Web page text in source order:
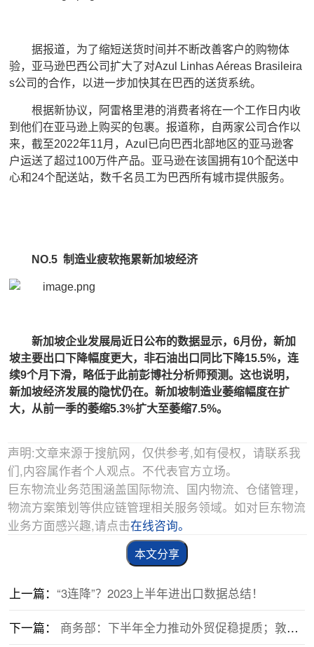
据报道，为了缩短送货时间并不断改善客户的购物体
验，亚马逊巴西公司扩大了对Azul Linhas Aéreas Brasileira
s公司的合作，以进一步加快其在巴西的送货系统。
根据新协议，阿雷格里港的消费者将在一个工作日内收
到他们在亚马逊上购买的包裹。报道称，自两家公司合作以
来，截至2022年11月，Azul已向巴西北部地区的亚马逊客
户运送了超过100万件产品。亚马逊在该国拥有10个配送中
心和24个配送站，数千名员工为巴西所有城市提供服务。
NO.5 制造业疲软拖累新加坡经济
新加坡企业发展局近日公布的数据显示，6月份，新加
坡主要出口下降幅度更大，非石油出口同比下降15.5%，连
续9个月下滑，略低于此前彭博社分析师预测。这也说明，
新加坡经济发展的隐忧仍在。新加坡制造业萎缩幅度在扩
大，从前一季的萎缩5.3%扩大至萎缩7.5%。
声明:文章来源于搜航网，仅供参考,如有侵权，请联系我
们,内容属作者个人观点。不代表官方立场。
巨东物流业务范围涵盖国际物流、国内物流、仓储管理，
物流方案策划等供应链管理相关服务领域。如对巨东物流
业务方面感兴趣,请点击在线咨询。
本文分享
上一篇：“3连降”？2023上半年进出口数据总结！
下一篇： 商务部：下半年全力推动外贸促稳提质；敦煌网禁售活体动植物和种子商品！